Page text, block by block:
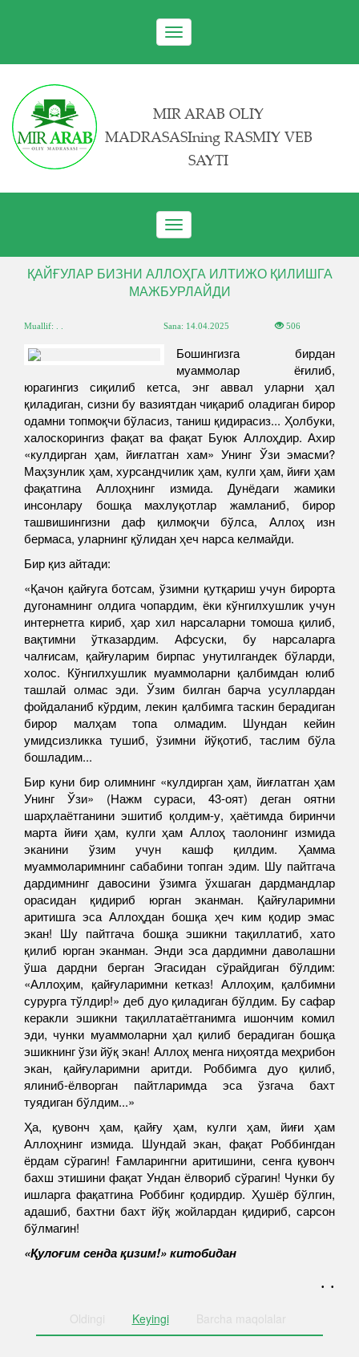
Toggle
navigation
MIR ARAB OLIY
MADRASASIning RASMIY VEB
SAYTI
Toggle
navigation
ҚАЙҒУЛАР БИЗНИ АЛЛОҲГА ИЛТИЖО ҚИЛИШГА
МАЖБУРЛАЙДИ
Muallif: . . Sana: 14.04.2025 506
Бошингизга бирдан
муаммолар ёғилиб,
юрагингиз сиқилиб кетса, энг аввал уларни ҳал
қиладиган, сизни бу вазиятдан чиқариб оладиган бирор
одамни топмоқчи бўласиз, таниш қидирасиз... Ҳолбуки,
халоскорингиз фақат ва фақат Буюк Аллоҳдир. Ахир
«кулдирган ҳам, йиғлатган хам» Унинг Ўзи эмасми?
Маҳзунлик ҳам, хурсандчилик ҳам, кулги ҳам, йиғи ҳам
фақатгина Аллоҳнинг измида. Дунёдаги жамики
инсонлару бошқа махлуқотлар жамланиб, бирор
ташвишингизни даф қилмоқчи бўлса, Аллоҳ изн
бермаса, уларнинг қўлидан ҳеч нарса келмайди.
Бир қиз айтади:
«Қачон қайғуга ботсам, ўзимни қутқариш учун бирорта
дугонамнинг олдига чопардим, ёки кўнгилхушлик учун
интернетга кириб, ҳар хил нарсаларни томоша қилиб,
вақтимни ўтказардим. Афсуски, бу нарсаларга
чалғисам, қайғуларим бирпас унутилгандек бўларди,
холос. Кўнгилхушлик муаммоларни қалбимдан юлиб
ташлай олмас эди. Ўзим билган барча усуллардан
фойдаланиб кўрдим, лекин қалбимга таскин берадиган
бирор малҳам топа олмадим. Шундан кейин
умидсизликка тушиб, ўзимни йўқотиб, таслим бўла
бошладим...
Бир куни бир олимнинг «кулдирган ҳам, йиғлатган ҳам
Унинг Ўзи» (Нажм сураси, 43-оят) деган оятни
шарҳлаётганини эшитиб қолдим-у, ҳаётимда биринчи
марта йиғи ҳам, кулги ҳам Аллоҳ таолонинг измида
эканини ўзим учун кашф қилдим. Ҳамма
муаммоларимнинг сабабини топган эдим. Шу пайтгача
дардимнинг давосини ўзимга ўхшаган дардмандлар
орасидан қидириб юрган эканман. Қайғуларимни
аритишга эса Аллоҳдан бошқа ҳеч ким қодир эмас
экан! Шу пайтгача бошқа эшикни тақиллатиб, хато
қилиб юрган эканман. Энди эса дардимни даволашни
ўша дардни берган Эгасидан сўрайдиган бўлдим:
«Аллоҳим, қайғуларимни кетказ! Аллоҳим, қалбимни
сурурга тўлдир!» деб дуо қиладиган бўлдим. Бу сафар
керакли эшикни тақиллатаётганимга ишончим комил
эди, чунки муаммоларни ҳал қилиб берадиган бошқа
эшикнинг ўзи йўқ экан! Аллоҳ менга ниҳоятда меҳрибон
экан, қайғуларимни аритди. Роббимга дуо қилиб,
ялиниб-ёлворган пайтларимда эса ўзгача бахт
туядиган бўлдим...»
Ҳа, қувонч ҳам, қайғу ҳам, кулги ҳам, йиғи ҳам
Аллоҳнинг измида. Шундай экан, фақат Роббингдан
ёрдам сўрагин! Ғамларингни аритишини, сенга қувонч
бахш этишини фақат Ундан ёлвориб сўрагин! Чунки бу
ишларга фақатгина Роббинг қодирдир. Ҳушёр бўлгин,
адашиб, бахтни бахт йўқ жойлардан қидириб, сарсон
бўлмагин!
«Қулоғим сенда қизим!» китобидан
. .
Oldingi Keyingi Barcha maqolalar